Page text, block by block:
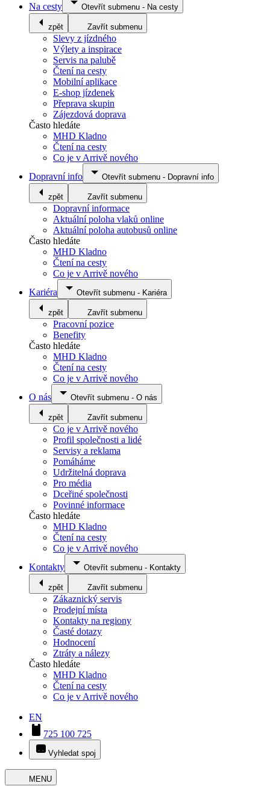
Na cesty
Otevřít submenu - Na cesty
zpět Zavřít submenu
Slevy z jízdného
Výlety a inspirace
Servis na palubě
Čtení na cesty
Mobilní aplikace
E-shop jízdenek
Přeprava skupin
Zájezdová doprava
Často hledáte
MHD Kladno
Čtení na cesty
Co je v Arrivě nového
Dopravní info
Otevřít submenu - Dopravní info
zpět Zavřít submenu
Dopravní informace
Aktuální poloha vlaků online
Aktuální poloha autobusů online
Často hledáte
MHD Kladno
Čtení na cesty
Co je v Arrivě nového
Kariéra
Otevřít submenu - Kariéra
zpět Zavřít submenu
Pracovní pozice
Benefity
Často hledáte
MHD Kladno
Čtení na cesty
Co je v Arrivě nového
O nás
Otevřít submenu - O nás
zpět Zavřít submenu
Co je v Arrivě nového
Profil společnosti a lidé
Servisy a reklama
Pomáháme
Udržitelná doprava
Pro média
Dceřiné společnosti
Povinné informace
Často hledáte
MHD Kladno
Čtení na cesty
Co je v Arrivě nového
Kontakty
Otevřít submenu - Kontakty
zpět Zavřít submenu
Zákaznický servis
Prodejní místa
Kontakty na regiony
Časté dotazy
Hodnocení
Ztráty a nálezy
Často hledáte
MHD Kladno
Čtení na cesty
Co je v Arrivě nového
EN
725 100 725
Vyhledat spoj
MENU